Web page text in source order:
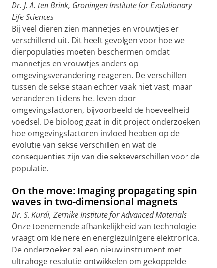
Dr. J. A. ten Brink, Groningen Institute for Evolutionary
Life Sciences
Bij veel dieren zien mannetjes en vrouwtjes er
verschillend uit. Dit heeft gevolgen voor hoe we
dierpopulaties moeten beschermen omdat
mannetjes en vrouwtjes anders op
omgevingsverandering reageren. De verschillen
tussen de sekse staan echter vaak niet vast, maar
veranderen tijdens het leven door
omgevingsfactoren, bijvoorbeeld de hoeveelheid
voedsel. De bioloog gaat in dit project onderzoeken
hoe omgevingsfactoren invloed hebben op de
evolutie van sekse verschillen en wat de
consequenties zijn van die sekseverschillen voor de
populatie.
On the move: Imaging propagating spin
waves in two-dimensional magnets
Dr. S. Kurdi, Zernike Institute for Advanced Materials
Onze toenemende afhankelijkheid van technologie
vraagt om kleinere en energiezuinigere elektronica.
De onderzoeker zal een nieuw instrument met
ultrahoge resolutie ontwikkelen om gekoppelde